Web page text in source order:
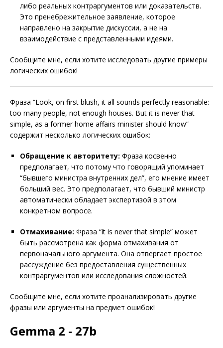
либо реальных контраргументов или доказательств.
Это пренебрежительное заявление, которое
направлено на закрытие дискуссии, а не на
взаимодействие с представленными идеями.
Сообщите мне, если хотите исследовать другие примеры
логических ошибок!
Фраза “Look, on first blush, it all sounds perfectly reasonable:
too many people, not enough houses. But it is never that
simple, as a former home affairs minister should know”
содержит несколько логических ошибок:
Обращение к авторитету: Фраза косвенно
предполагает, что потому что говорящий упоминает
“бывшего министра внутренних дел”, его мнение имеет
больший вес. Это предполагает, что бывший министр
автоматически обладает экспертизой в этом
конкретном вопросе.
Отмахивание: Фраза “it is never that simple” может
быть рассмотрена как форма отмахивания от
первоначального аргумента. Она отвергает простое
рассуждение без предоставления существенных
контраргументов или исследования сложностей.
Сообщите мне, если хотите проанализировать другие
фразы или аргументы на предмет ошибок!
Gemma 2 - 27b